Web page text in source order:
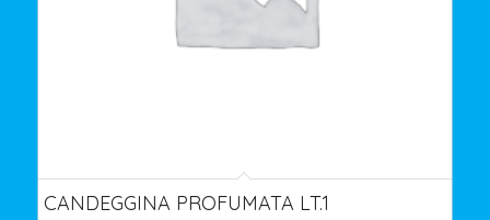
CANDEGGINA PROFUMATA LT.1